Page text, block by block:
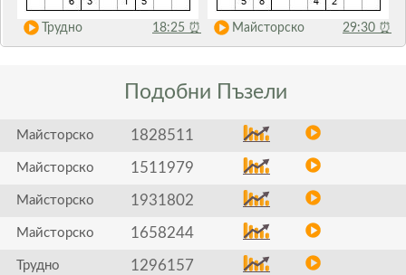
Трудно 18:25 ⏰ Майсторско 29:30 ⏰
Подобни Пъзели
Майсторско 1828511
Майсторско 1511979
Майсторско 1931802
Майсторско 1658244
Трудно 1296157